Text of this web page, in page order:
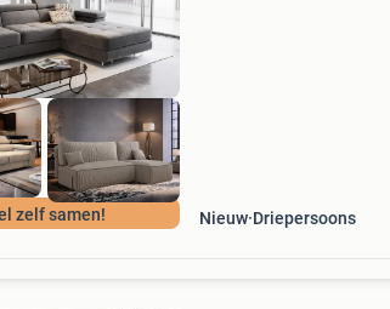
zelf samen! Nieuw Driepersoons